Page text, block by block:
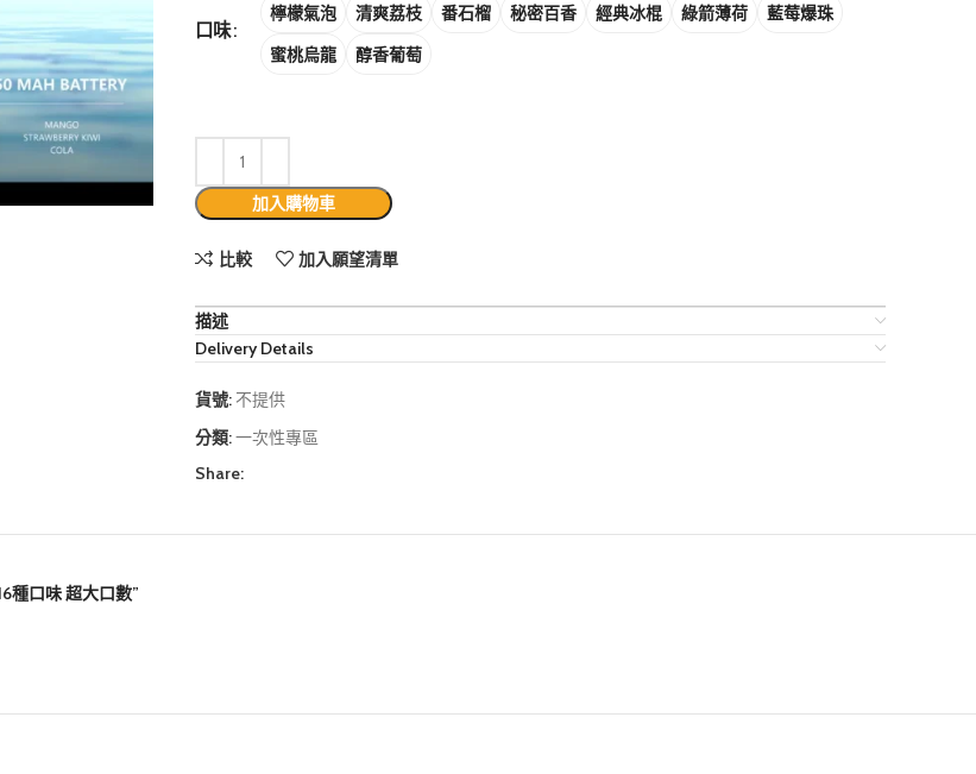
口味
檸檬氣泡
清爽荔枝 番石榴 秘密百香 經典冰棍 綠箭薄荷
藍莓爆珠
蜜桃烏龍
醇香葡萄
加入購物車
比較 加入願望清單
描述
Delivery Details
貨號: 不提供
分類:一次性專區
Share:
種口味 超大口數”